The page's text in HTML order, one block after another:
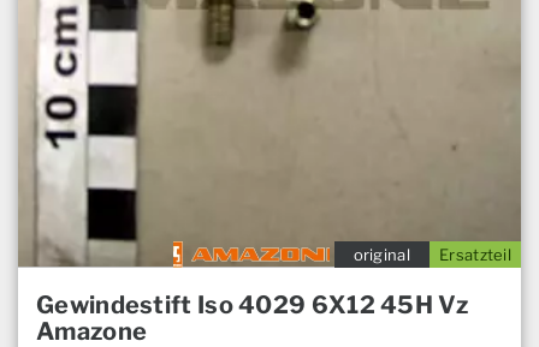
Ersatzteil
original
Gewindestift Iso 4029 6X12 45H Vz
Amazone